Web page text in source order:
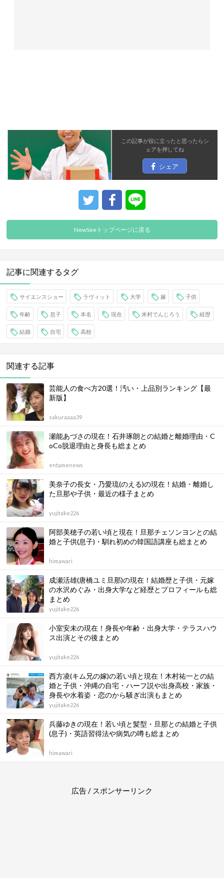
この記事が役に立ったと思ったらシ
ェアを押してね
シェア
NewSeeトップページに戻る
記事に関連するタグ
サイエンスショー ラヴィット 大学 嫁 子供
年齢 息子 本名 現在 米村でんじろう 経歴
結婚 自宅 高校
関連する記事
芸能人の食べ方20選！汚い・上品別ランキング【最
新版】
sakuraaaa39
瀬能あづさの現在！石井琢朗との結婚と離婚理由・C
oCo脱退理由と身長も総まとめ
entamenews
美奈子の長女・乃愛琉(のえる)の現在！結婚・離婚し
た旦那や子供・最近の様子まとめ
yujitake226
阿部美穂子の若い頃と現在！旦那チェソンヨンとの結
婚と子供(息子)・馴れ初めの韓国語講座も総まとめ
himawari
成瀬活雄(唐橋ユミ旦那)の現在！結婚歴と子供・元嫁
の水沢めぐみ・出身大学など経歴とプロフィールも総
まとめ
yujitake226
小室安未の現在！身長や年齢・出身大学・テラスハウ
ス出演とその後まとめ
yujitake226
西方凌(キム兄の嫁)の若い頃と現在！木村祐一との結
婚と子供・沖縄の自宅・ハーフ説や出身高校・家族・
身長や水着姿・恋のから騒ぎ出演もまとめ
yujitake226
兵藤ゆきの現在！若い頃と髪型・旦那との結婚と子供
(息子)・英語習得法や病気の噂も総まとめ
himawari
広告 / スポンサーリンク